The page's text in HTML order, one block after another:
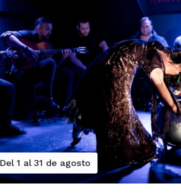
Del 1 al 31 de agosto